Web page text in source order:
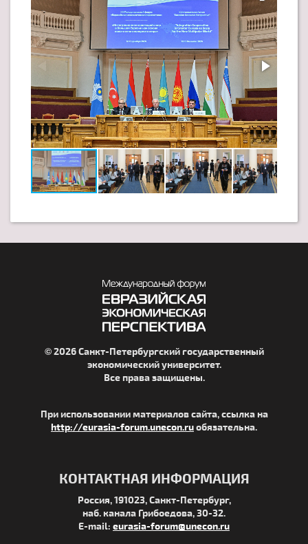
© 2026 Санкт-Петербургский государственный
экономический университет.
Все права защищены.
При использовании материалов сайта, ссылка на
http://eurasia-forum.unecon.ruобязательна.
КОНТАКТНАЯ ИНФОРМАЦИЯ
Россия, 191023, Санкт-Петербург,
наб. канала Грибоедова, 30-32.
E-mail: eurasia-forum@unecon.ru